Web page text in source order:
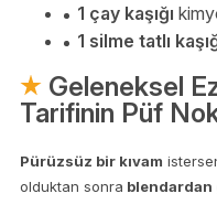
1 çay kaşığı
1 silme tatlı
Geleneksel
Tarifinin Püf
Pürüzsüz bir kıvam
olduktan sonra